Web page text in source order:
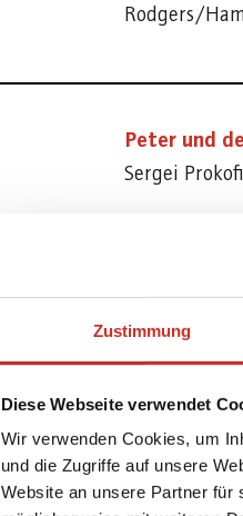
Zustimmung
Diese Webseite verwendet
Wir verwenden Cookies, um
und die Zugriffe auf unsere
Website an unsere Partner für
Rodgers/
Peter und
Sergei
The Sound
Rodgers/